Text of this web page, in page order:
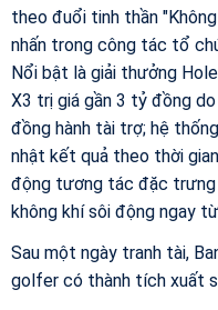
theo đuổi tinh thần
nhấn trong công tác tổ
Nổi bật là giải thưởng
X3 trị giá gần 3 tỷ đồng
đồng hành tài trợ; hệ
nhật kết quả theo thời
động tương tác đặc trưng
không khí sôi động ngay
Sau một ngày tranh tài,
golfer có thành tích xuất